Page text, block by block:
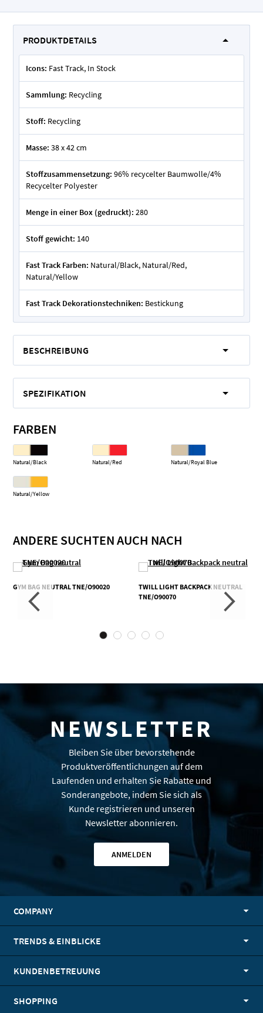
PRODUKTDETAILS
Icons: Fast Track, In Stock
Sammlung: Recycling
Stoff: Recycling
Masse: 38 x 42 cm
Stoffzusammensetzung: 96% recycelter Baumwolle/4%
Recycelter Polyester
Menge in einer Box (gedruckt): 280
Stoff gewicht: 140
Fast Track Farben: Natural/Black, Natural/Red,
Natural/Yellow
Fast Track Dekorationstechniken: Bestickung
BESCHREIBUNG
SPEZIFIKATION
FARBEN
Natural/Black Natural/Red Natural/Royal Blue
Natural/Yellow
ANDERE SUCHTEN AUCH NACH
GYM BAG NEUTRAL TNE/O90020
TWILL LIGHT BACKPACK NEUTRAL
TNE/O90070
NEWSLETTER
Bleiben Sie über bevorstehende
Produktveröffentlichungen auf dem
Laufenden und erhalten Sie Rabatte und
Sonderangebote, indem Sie sich als
Kunde registrieren und unseren
Newsletter abonnieren.
ANMELDEN
COMPANY
TRENDS & EINBLICKE
KUNDENBETREUUNG
SHOPPING